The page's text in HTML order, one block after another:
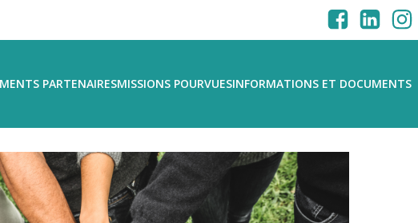
PARTENAIRESMISSIONS POURVUESINFORMATIONS ET DOCUMENTS